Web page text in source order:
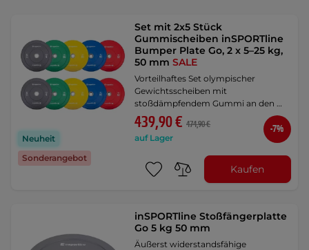
Neuheit
Sonderangebot
Set mit 2x5 Stück
Gummischeiben inSPORTline
Bumper Plate Go, 2 x 5–25 kg,
50 mmSALE
Vorteilhaftes Set olympischer
Gewichtsscheiben mit
stoßdämpfendem Gummi an den …
439,90 € 474,90 €
auf Lager
-7%
Kaufen
inSPORTline Stoßfängerplatte
Go 5 kg 50 mm
Äußerst widerstandsfähige